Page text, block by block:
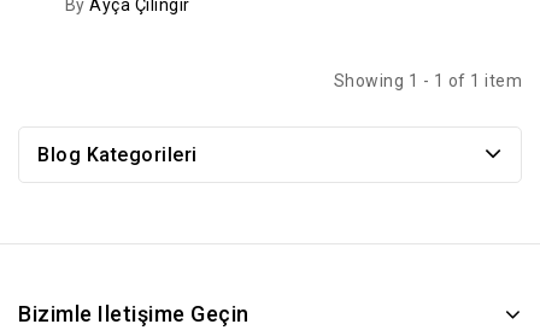
By Ayça Çilingir
Showing 1 - 1 of 1 item
Blog Kategorileri
Bizimle Iletişime Geçin